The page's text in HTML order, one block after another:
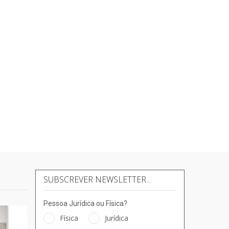
SUBSCREVER NEWSLETTER...
Pessoa Jurídica ou Física?
Física Jurídica